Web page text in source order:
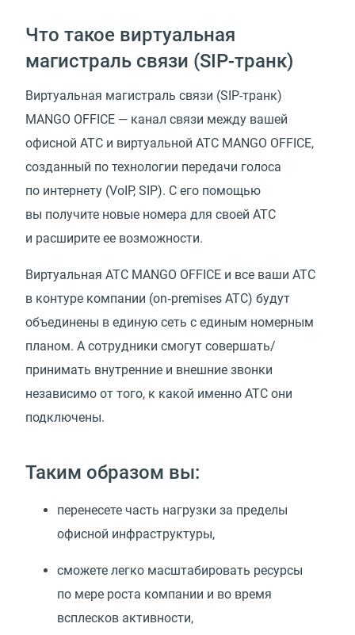
Что такое виртуальная
магистраль связи (SIP-транк)
Виртуальная магистраль связи (SIP-транк)
MANGO OFFICE — канал связи между вашей
офисной АТС и виртуальной АТС MANGO OFFICE,
созданный по технологии передачи голоса
по интернету (VoIP, SIP). С его помощью
вы получите новые номера для своей АТС
и расширите ее возможности.
Виртуальная АТС MANGO OFFICE и все ваши АТС
в контуре компании (on‑premises АТС) будут
объединены в единую сеть с единым номерным
планом. А сотрудники смогут совершать/
принимать внутренние и внешние звонки
независимо от того, к какой именно АТС они
подключены.
Таким образом вы:
перенесете часть нагрузки за пределы
офисной инфраструктуры,
сможете легко масштабировать ресурсы
по мере роста компании и во время
всплесков активности,